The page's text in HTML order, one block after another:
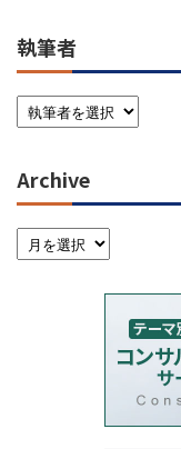
執筆者
Archive